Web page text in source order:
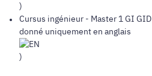
)
Cursus ingénieur - Master 1 GI GID
donné uniquement en anglais
)